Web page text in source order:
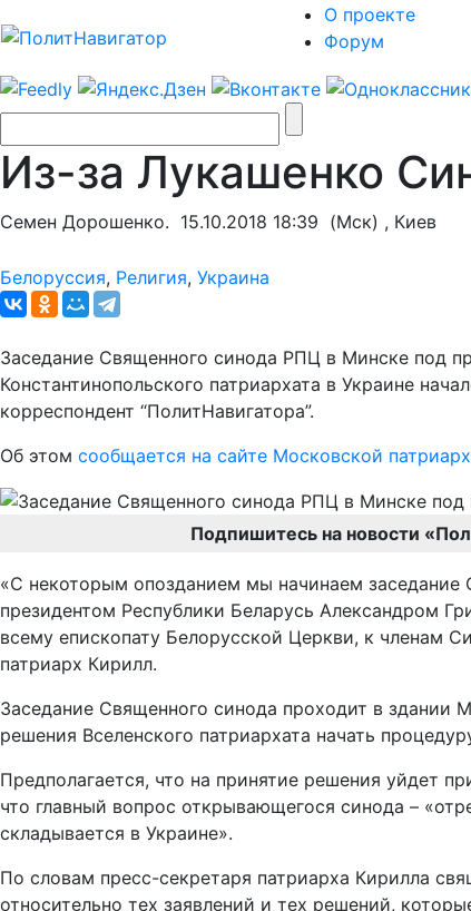
О проекте
Форум
Из-за Лукашенко
Семен Дорошенко. 15.10.2018 18:39 (Мск) , Киев
Белоруссия, Религия, Украина
Заседание Священного синода РПЦ в Минске под
Константинопольского патриархата в Украине
корреспондент “ПолитНавигатора”.
Об этом сообщается на сайте Московской
Подпишитесь на новости
«С некоторым опозданием мы начинаем
президентом Республики Беларусь Александром
всему епископату Белорусской Церкви, к членам
патриарх Кирилл.
Заседание Священного синода проходит в здании
решения Вселенского патриархата начать
Предполагается, что на принятие решения уйдет
что главный вопрос открывающегося синода –
складывается в Украине».
По словам пресс-секретаря патриарха Кирилла
относительно тех заявлений и тех решений,